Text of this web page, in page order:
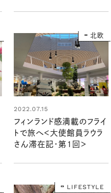
北欧
2022.07.15
フィンランド感満載のフライ
トで旅へ＜大使館員ラウラ
さん滞在記・第1回＞
LIFESTYLE